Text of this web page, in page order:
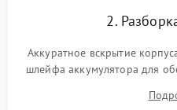
2.
Аккуратное вскрытие
шлейфа аккумулятора для
высохшей